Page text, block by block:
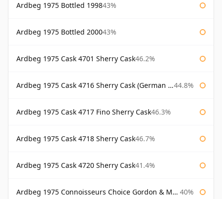
Ardbeg 1975 Bottled 199843%
Ardbeg 1975 Bottled 200043%
Ardbeg 1975 Cask 4701 Sherry Cask46.2%
Ardbeg 1975 Cask 4716 Sherry Cask (German Market) 44.8%
Ardbeg 1975 Cask 4717 Fino Sherry Cask46.3%
Ardbeg 1975 Cask 4718 Sherry Cask46.7%
Ardbeg 1975 Cask 4720 Sherry Cask41.4%
Ardbeg 1975 Connoisseurs Choice Gordon & Macphail 40%